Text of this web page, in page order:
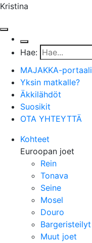
Kristina
Hae:
MAJAKKA-portaali
Yksin matkalle?
Äkkilähdöt
Suosikit
OTA YHTEYTTÄ
Kohteet
Euroopan joet
Rein
Tonava
Seine
Mosel
Douro
Bargeristeilyt
Muut joet